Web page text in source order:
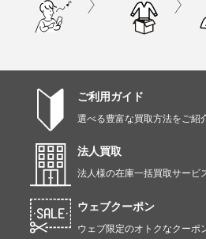
ご利用ガイド
選べる豊富な買取方法をご紹
法人買取
法人様の在庫一括買取サービ
ウェブクーポン
ウェブ限定のオトクなクーポ